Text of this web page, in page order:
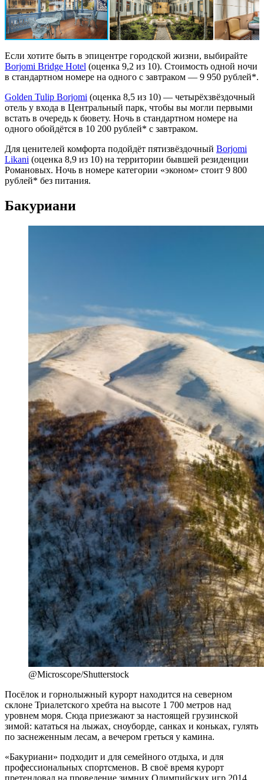
Если хотите быть в эпицентре городской жизни, выбирайте
Borjomi Bridge Hotel (оценка 9,2 из 10). Стоимость одной ночи
в стандартном номере на одного с завтраком — 9 950 рублей*.
Golden Tulip Borjomi (оценка 8,5 из 10) — четырёхзвёздочный
отель у входа в Центральный парк, чтобы вы могли первыми
встать в очередь к бювету. Ночь в стандартном номере на
одного обойдётся в 10 200 рублей* с завтраком.
Для ценителей комфорта подойдёт пятизвёздочный Borjomi
Likani (оценка 8,9 из 10) на территории бывшей резиденции
Романовых. Ночь в номере категории «эконом» стоит 9 800
рублей* без питания.
Бакуриани
@Microscope/Shutterstock
Посёлок и горнолыжный курорт находится на северном
склоне Триалетского хребта на высоте 1 700 метров над
уровнем моря. Сюда приезжают за настоящей грузинской
зимой: кататься на лыжах, сноуборде, санках и коньках, гулять
по заснеженным лесам, а вечером греться у камина.
«Бакуриани» подходит и для семейного отдыха, и для
профессиональных спортсменов. В своё время курорт
претендовал на проведение зимних Олимпийских игр 2014